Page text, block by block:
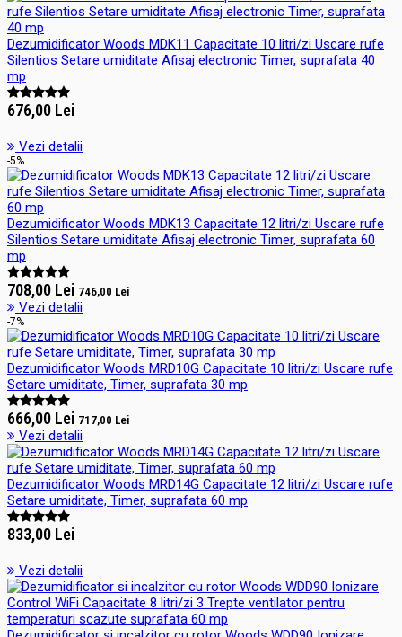
Dezumidificator Woods MDK11 Capacitate 10 litri/zi Uscare rufe
Silentios Setare umiditate Afisaj electronic Timer, suprafata 40
mp
676,00 Lei
Vezi detalii
-5%
Dezumidificator Woods MDK13 Capacitate 12 litri/zi Uscare rufe
Silentios Setare umiditate Afisaj electronic Timer, suprafata 60
mp
708,00 Lei 746,00 Lei
Vezi detalii
-7%
Dezumidificator Woods MRD10G Capacitate 10 litri/zi Uscare rufe
Setare umiditate, Timer, suprafata 30 mp
666,00 Lei 717,00 Lei
Vezi detalii
Dezumidificator Woods MRD14G Capacitate 12 litri/zi Uscare rufe
Setare umiditate, Timer, suprafata 60 mp
833,00 Lei
Vezi detalii